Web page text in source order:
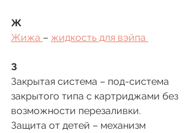
Ж
Жижа – жидкость для вэйпа
З
Закрытая система – под-система
закрытого типа с картриджами без
возможности перезаливки.
Защита от детей – механизм